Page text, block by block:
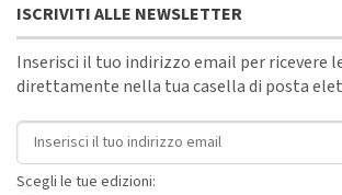
ISCRIVITI ALLE NEWSLETTER
Inserisci il tuo indirizzo email per ricevere
direttamente nella tua casella di posta
Indirizzo email
Scegli le tue edizioni: